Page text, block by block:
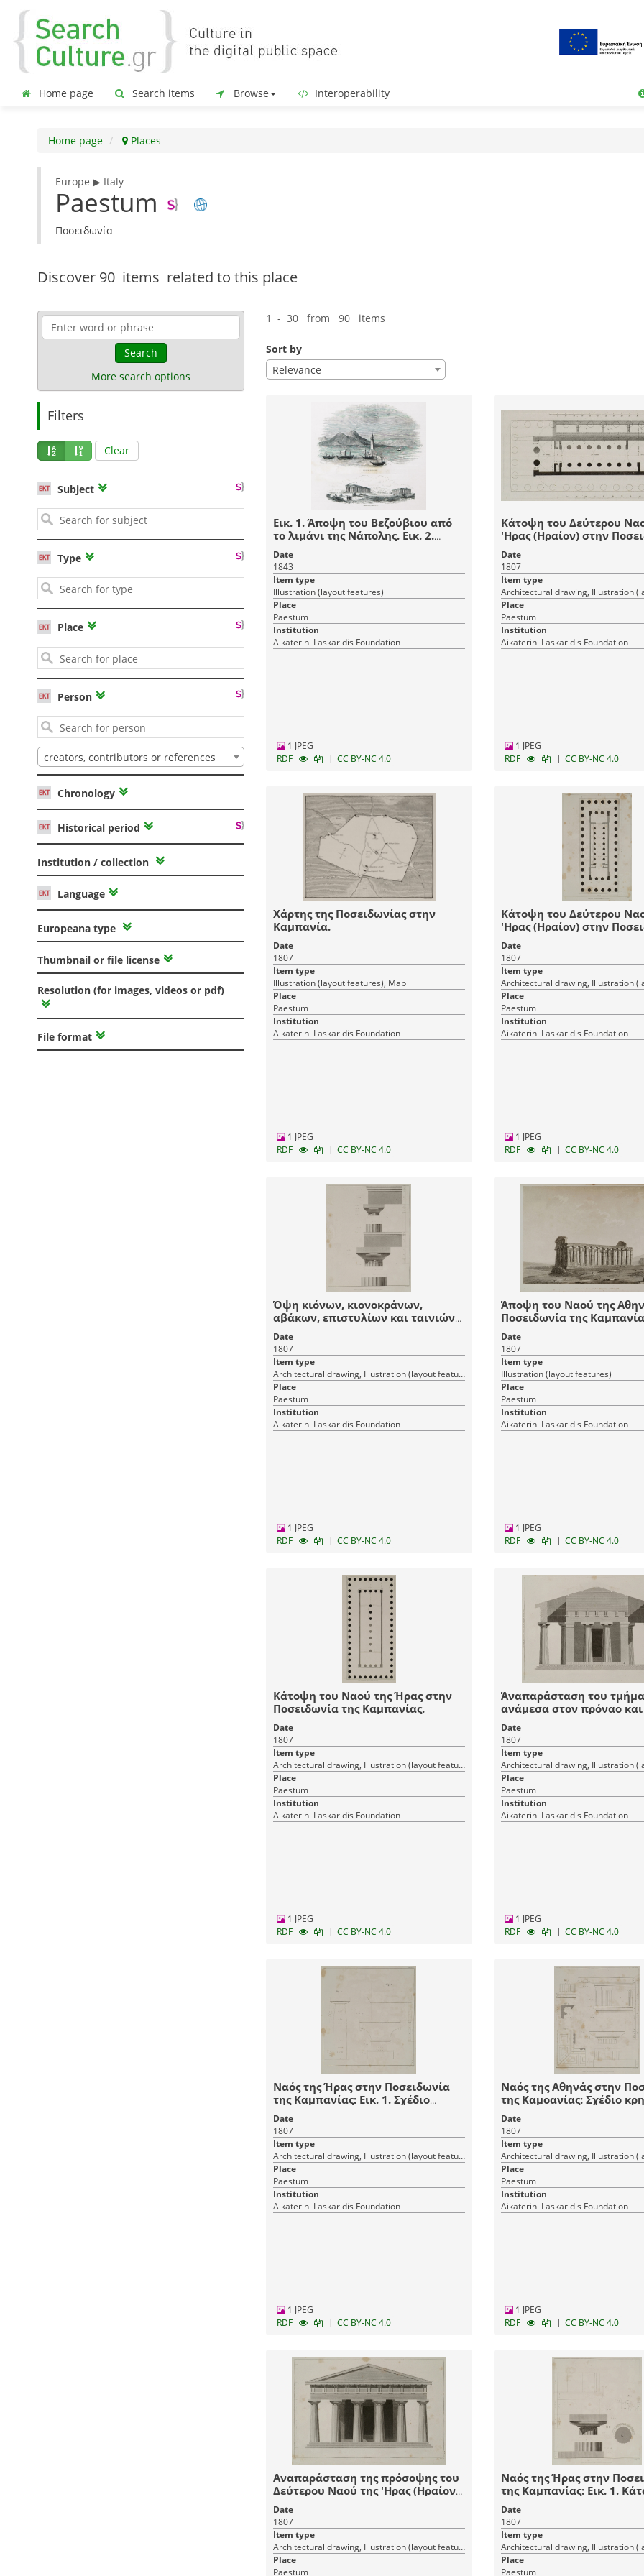
Home page Search items Browse Interoperability
Home page Places
Europe ▶ Italy
Paestum
Ποσειδωνία
Discover 90 items related to this place
Search
More search options
Filters
Clear
Subject
Type
Place
Person
creators, contributors or references
Chronology
Historical period
Institution / collection
Language
Europeana type
Thumbnail or file license
Resolution (for images, videos or pdf)
File format
1 - 30 from 90 items
Sort by
Relevance
Εικ. 1. Άποψη του Βεζούβιου από
το λιμάνι της Νάπολης. Εικ. 2.
Άποψη του Ναού του Ποσειδώνα
(δεξιά) και του Ναού της Ήρας
(αριστερά) στην Ποσειδωνία,
σήμερα Παέστουμ, στην Κάτω
Ιταλία.
Date
1843
Item type
Illustration (layout features)
Place
Paestum
Institution
Aikaterini Laskaridis Foundation
1 JPEG
RDF
| CC BY-NC 4.0
Κάτοψη του Δεύτερου
'Ηρας (Ηραίον) στην
της Καμπανίας.
Date
1807
Item type
Place
Paestum
Institution
Aikaterini Laskaridis Foundation
1 JPEG
RDF
| CC BY-NC 4.0
Χάρτης της Ποσειδωνίας στην
Καμπανία.
Date
1807
Item type
Illustration (layout features), Map
Place
Paestum
Institution
Aikaterini Laskaridis Foundation
1 JPEG
RDF
| CC BY-NC 4.0
Κάτοψη του Δεύτερου
'Ηρας (Ηραίον) στην
της Καμπανίας
Date
1807
Item type
Place
Paestum
Institution
Aikaterini Laskaridis Foundation
1 JPEG
RDF
| CC BY-NC 4.0
Όψη κιόνων, κιονοκράνων,
αβάκων, επιστυλίων και ταινιών
του εσωτερικού περιστυλίου του
Δεύτερου Ναού της Ήρας (Ηραίον)
στην Ποσειδωνία της Καμπανίας.
Date
1807
Item type
Architectural drawing, Illustration (layout features)
Place
Paestum
Institution
Aikaterini Laskaridis Foundation
1 JPEG
RDF
| CC BY-NC 4.0
Άποψη του Ναού της
Ποσειδωνία της
Date
1807
Item type
Illustration (layout features)
Place
Paestum
Institution
Aikaterini Laskaridis Foundation
1 JPEG
RDF
| CC BY-NC 4.0
Κάτοψη του Ναού της Ήρας στην
Ποσειδωνία της Καμπανίας.
Date
1807
Item type
Architectural drawing, Illustration (layout features)
Place
Paestum
Institution
Aikaterini Laskaridis Foundation
1 JPEG
RDF
| CC BY-NC 4.0
Άναπαράσταση του
ανάμεσα στον πρόναο και
εξωτερικό περιστύλιο του
Δεύτερου Ναού της Ήρας
στην Ποσειδωνία της
Date
1807
Item type
Place
Paestum
Institution
Aikaterini Laskaridis Foundation
1 JPEG
RDF
| CC BY-NC 4.0
Ναός της Ήρας στην Ποσειδωνία
της Καμπανίας: Εικ. 1. Σχέδιο
παραστάδας και τμήματος του
θριγκού στη γωνία του πρόναου.
Εικ. 2. Σχέδιο κίονα και
κιονοκράνου με αναλυτική
μέτριση διαμέτρων και υψών.
Date
1807
Item type
Architectural drawing, Illustration (layout features)
Place
Paestum
Institution
Aikaterini Laskaridis Foundation
1 JPEG
RDF
| CC BY-NC 4.0
Ναός της Αθηνάς στην
της Καμοανίας: Σχέδιο
κίονα, κιονοκράνου και
του θριγκού στη γωνία.
Λεπτομέρειες των
ταινίας. Εικ. 2. Καθ'υψος
τραχήλου στη βάση του
Εικ. 3. Σχέδιο στυλοβάτη
κίονα του πρόναου.
Date
1807
Item type
Place
Paestum
Institution
Aikaterini Laskaridis Foundation
1 JPEG
RDF
| CC BY-NC 4.0
Αναπαράσταση της πρόσοψης του
Δεύτερου Ναού της 'Ηρας (Ηραίον)
στην Ποσειδωνία της Καμπανίας
Date
1807
Item type
Architectural drawing, Illustration (layout features)
Place
Paestum
Ναός της Ήρας στην
της Καμπανίας: Εικ. 1.
σχέδιο τμήματος θριγκού
κιονοκράνου και κίονα του
περιστυλίου. Εικ. 2.
με λεπτομέρειες από το
κάτω ακριβώς από τον
Date
1807
Item type
Place
Paestum